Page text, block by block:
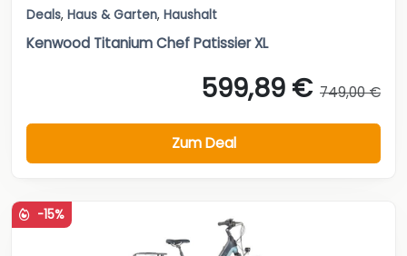
Deals, Haus & Garten, Haushalt
Kenwood Titanium Chef Patissier XL
599,89 € 749,00 €
Zum Deal
-15%